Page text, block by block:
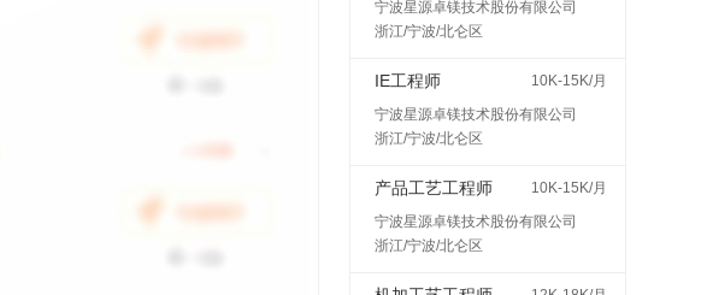
宁波星源卓镁技术股份有限公司
浙江/宁波/北仑区
IE工程师
10K-15K/月
宁波星源卓镁技术股份有限公司
浙江/宁波/北仑区
产品工艺工程师
10K-15K/月
宁波星源卓镁技术股份有限公司
浙江/宁波/北仑区